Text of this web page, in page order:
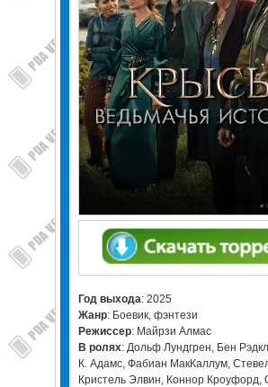
Год выхода: 2025
Жанр: Боевик, фэнтези
Режиссер: Майрзи Алмас
В ролях: Дольф Лундгрен, Бен
К. Адамс, Фабиан МакКаллум,
Кристель Элвин, Коннор Кроуфорд,